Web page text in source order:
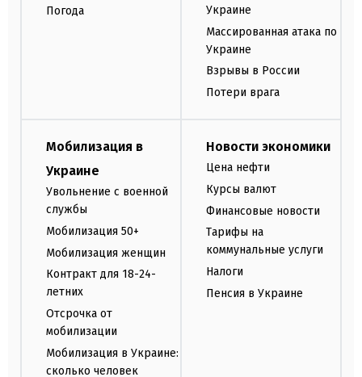
Погода
Украине
Массированная атака по
Украине
Взрывы в России
Потери врага
Мобилизация в
Украине
Увольнение с военной
службы
Мобилизация 50+
Мобилизация женщин
Контракт для 18-24-
летних
Отсрочка от
мобилизации
Мобилизация в Украине:
сколько человек
Новости экономики
Цена нефти
Курсы валют
Финансовые новости
Тарифы на
коммунальные услуги
Налоги
Пенсия в Украине